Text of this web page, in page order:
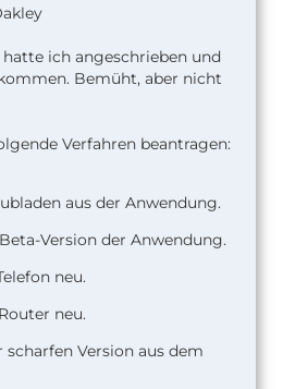
ich angeschrieben und
Bemüht, aber nicht
Verfahren beantragen:
aus der Anwendung.
Version der Anwendung.
neu.
neu.
scharfen Version aus dem